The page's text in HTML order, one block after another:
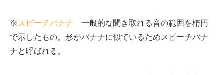
※ スピーチバナナ 一般的な聞き取れる音の範囲を楕円
で示したもの。形がバナナに似ているためスピーチバナ
ナと呼ばれる。